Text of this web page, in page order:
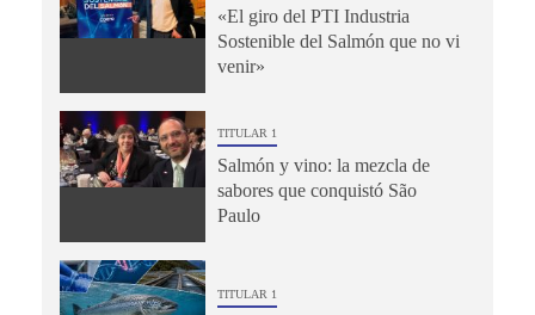
«El giro del PTI Industria
Sostenible del Salmón que no vi
venir»
TITULAR 1
Salmón y vino: la mezcla de
sabores que conquistó São
Paulo
TITULAR 1